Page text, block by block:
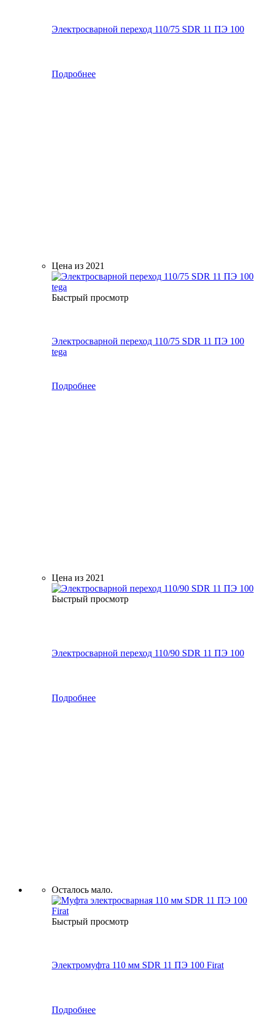
Электросварной переход 110/75 SDR 11 ПЭ 100
Подробнее
Цена из 2021
Быстрый просмотр
Электросварной переход 110/75 SDR 11 ПЭ 100
tega
Подробнее
Цена из 2021
Быстрый просмотр
Электросварной переход 110/90 SDR 11 ПЭ 100
Подробнее
Осталось мало.
Быстрый просмотр
Электромуфта 110 мм SDR 11 ПЭ 100 Firat
Подробнее